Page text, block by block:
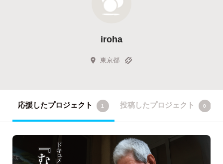
iroha
東京都
応援したプロジェクト 1 投稿したプロジェクト 0